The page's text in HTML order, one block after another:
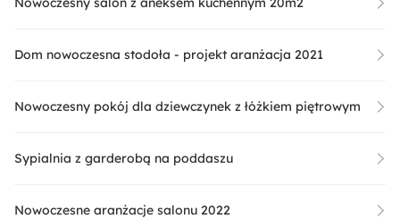
Dom nowoczesna stodoła - projekt aranżacja 2021
Nowoczesny pokój dla dziewczynek z łóżkiem piętrowym
Sypialnia z garderobą na poddaszu
Nowoczesne aranżacje salonu 2022